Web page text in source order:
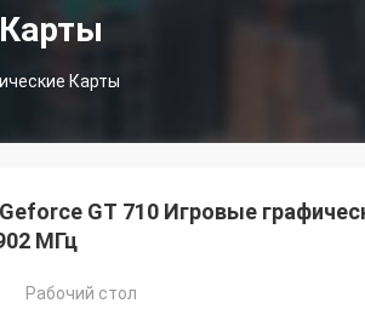
Карты
GT 710 Игровые
МГц
Рабочий стол